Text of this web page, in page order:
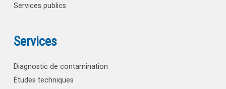
Services publics
Services
Diagnostic de contamination
Études techniques